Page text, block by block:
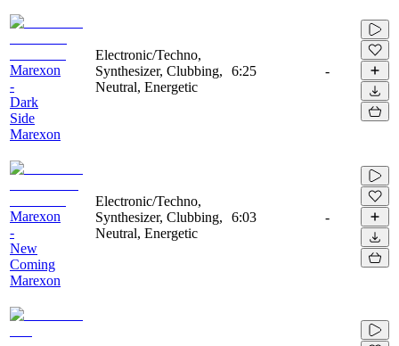
Marexon
-
Dark
Side
Marexon
Electronic/Techno,
Synthesizer, Clubbing,
Neutral, Energetic
6:25 -
Marexon
-
New
Coming
Marexon
Electronic/Techno,
Synthesizer, Clubbing,
Neutral, Energetic
6:03 -